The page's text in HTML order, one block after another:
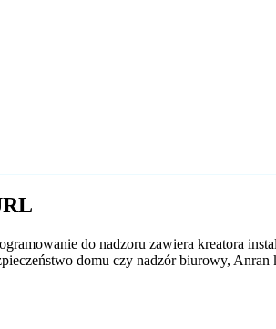
do nadzoru zawiera kreatora
domu czy nadzór biurowy,